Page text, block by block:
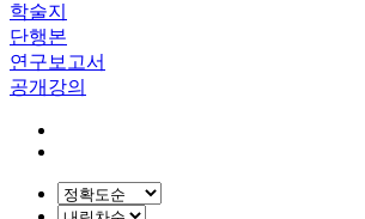
학술지
단행본
연구보고서
공개강의